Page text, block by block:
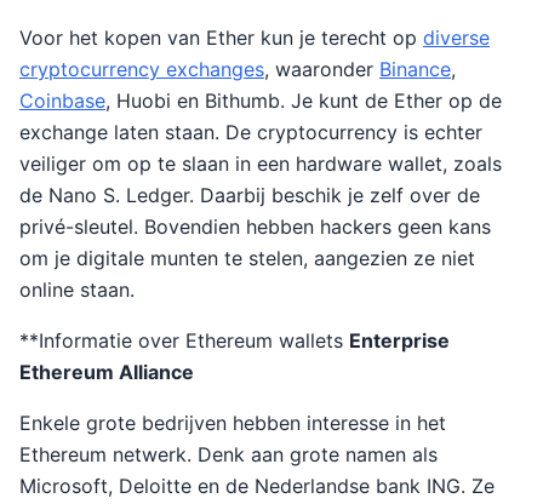
Voor het kopen van Ether kun je terecht op diverse
cryptocurrency exchanges, waaronder Binance,
Coinbase, Huobi en Bithumb. Je kunt de Ether op de
exchange laten staan. De cryptocurrency is echter
veiliger om op te slaan in een hardware wallet, zoals
de Nano S. Ledger. Daarbij beschik je zelf over de
privé-sleutel. Bovendien hebben hackers geen kans
om je digitale munten te stelen, aangezien ze niet
online staan.
**Informatie over Ethereum wallets Enterprise
Ethereum Alliance
Enkele grote bedrijven hebben interesse in het
Ethereum netwerk. Denk aan grote namen als
Microsoft, Deloitte en de Nederlandse bank ING. Ze